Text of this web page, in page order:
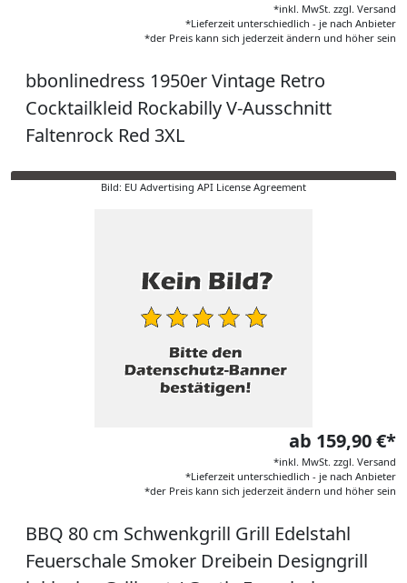
*inkl. MwSt. zzgl. Versand
*Lieferzeit unterschiedlich - je nach Anbieter
*der Preis kann sich jederzeit ändern und höher sein
bbonlinedress 1950er Vintage Retro
Cocktailkleid Rockabilly V-Ausschnitt
Faltenrock Red 3XL
Bild: EU Advertising API License Agreement
ab 159,90 €*
*inkl. MwSt. zzgl. Versand
*Lieferzeit unterschiedlich - je nach Anbieter
*der Preis kann sich jederzeit ändern und höher sein
BBQ 80 cm Schwenkgrill Grill Edelstahl
Feuerschale Smoker Dreibein Designgrill